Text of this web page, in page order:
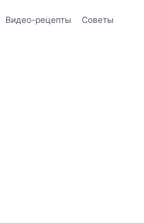
Видео-рецепты Советы